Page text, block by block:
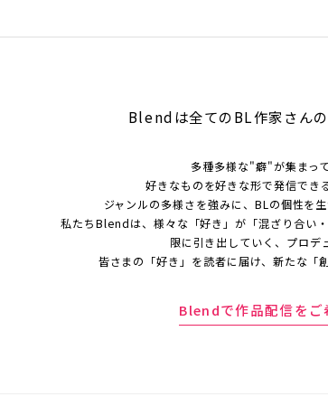
Blendは全てのBL作家さんの
多種多様な"癖"が集まっ
好きなものを好きな形で発信でき
ジャンルの多様さを強みに、BLの個性を
私たちBlendは、様々な「好き」が「混ざり合い
限に引き出していく、プロデ
皆さまの「好き」を読者に届け、新たな「
Blendで作品配信をご